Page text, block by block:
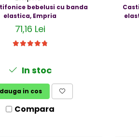
bebelusi cu banda
elastica, Empria
71,16 Lei
In stoc
in cos
Compara